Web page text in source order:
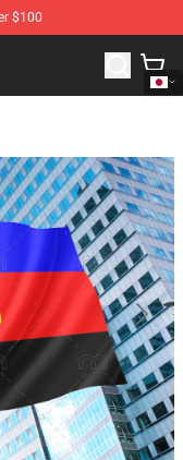
$100
Store of Omnisexual